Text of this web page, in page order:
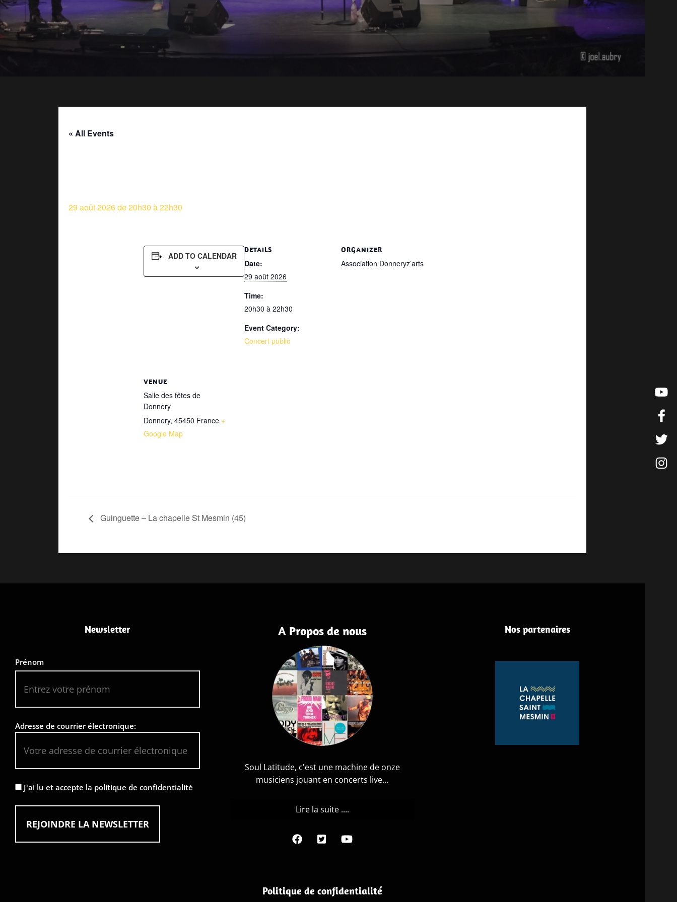
« All Events
29 août 2026 de 20h30 à22h30
ADD TO CALENDAR
DETAILS
Date:
29 août 2026
Time:
20h30 à 22h30
Event Category:
Concert public
ORGANIZER
Association Donneryz’arts
VENUE
Salle des fêtes de
Donnery
Donnery, 45450 France +
Google Map
Guinguette – La chapelle St Mesmin (45)
Newsletter
Prénom
Adresse de courrier électronique:
J'ai lu et accepte la politique de confidentialité
A Propos de nous
Soul Latitude, c'est une machine de onze
musiciens jouant en concerts live...
Lire la suite ....
Politique de confidentialité
Nos partenaires